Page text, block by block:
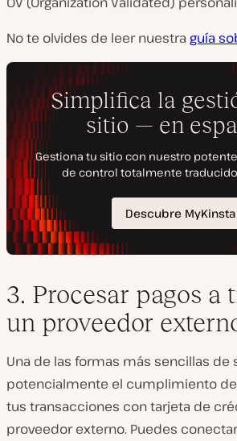
No te olvides de leer nuestra guía
3. Procesar pagos a
un proveedor
Una de las formas más sencillas de
potencialmente el cumplimiento de
tus transacciones con tarjeta de
proveedor externo. Puedes